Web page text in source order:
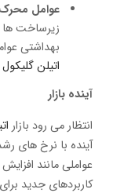
عوامل
زیرساخت ها
بهداشتی
اتیلن گلیکول
آینده بازار
انتظار می رود بازار
آینده با نرخ های
عواملی مانند
کاربردهای جدید